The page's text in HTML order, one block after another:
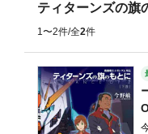
ティターンズの旗
1〜2件/全2件